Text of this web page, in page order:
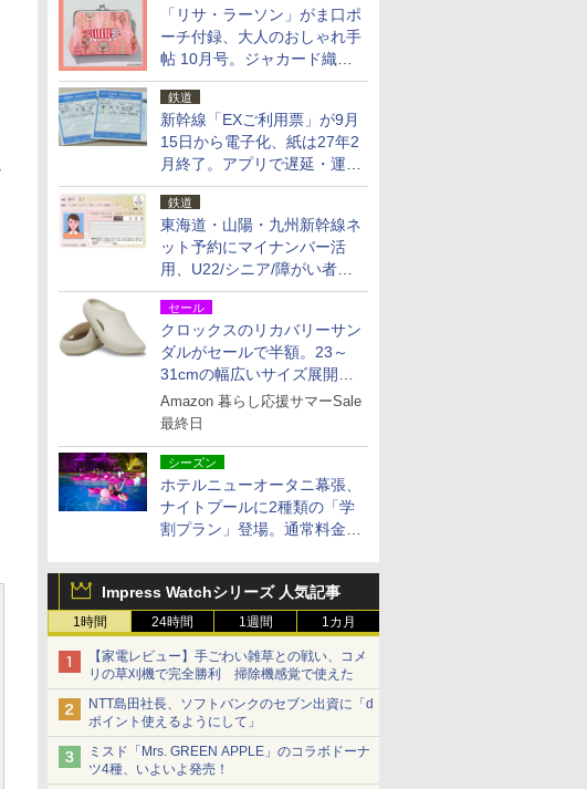
「リサ・ラーソン」がま口ポ
ーチ付録、大人のおしゃれ手
帖 10月号。ジャカード織の
北欧猫デザイン
鉄道
新幹線「EXご利用票」が9月
15日から電子化、紙は27年2
月終了。アプリで遅延・運休
も確認可能に
鉄道
東海道・山陽・九州新幹線ネ
ット予約にマイナンバー活
用、U22/シニア/障がい者割
を9月15日から発売
セール
クロックスのリカバリーサン
ダルがセールで半額。23～
31cmの幅広いサイズ展開、
独自のクッション素材を採用
Amazon 暮らし応援サマーSale
最終日
シーズン
ホテルニューオータニ幕張、
ナイトプールに2種類の「学
割プラン」登場。通常料金の
Impress Watchシリーズ 人気記事
1時間 24時間 1週間 1カ月
【家電レビュー】手ごわい雑草との戦い、コメ
リの草刈機で完全勝利 掃除機感覚で使えた
NTT島田社長、ソフトバンクのセブン出資に「d
ポイント使えるようにして」
ミスド「Mrs. GREEN APPLE」のコラボドーナ
ツ4種、いよいよ発売！